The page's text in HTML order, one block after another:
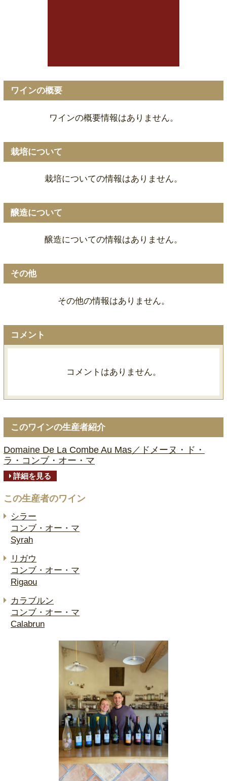
ワインの概要
ワインの概要情報はありません。
栽培について
栽培についての情報はありません。
醸造について
醸造についての情報はありません。
その他
その他の情報はありません。
コメント
コメントはありません。
このワインの生産者紹介
Domaine De La Combe Au Mas／ドメーヌ・ド・
ラ・コンブ・オー・マ
詳細を見る
この生産者のワイン
シラー
コンブ・オー・マ
Syrah
リガウ
コンブ・オー・マ
Rigaou
カラブルン
コンブ・オー・マ
Calabrun